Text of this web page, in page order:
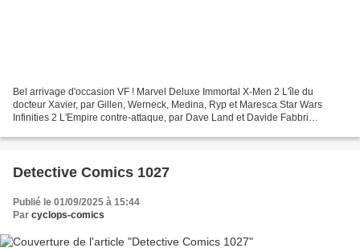
Bel arrivage d'occasion VF ! Marvel Deluxe Immortal X-Men 2 L'île du
docteur Xavier, par Gillen, Werneck, Medina, Ryp et Maresca Star Wars
Infinities 2 L'Empire contre-attaque, par Dave Land et Davide Fabbri
Detective Comics 1027
Publié le 01/09/2025 à 15:44
Par cyclops-comics